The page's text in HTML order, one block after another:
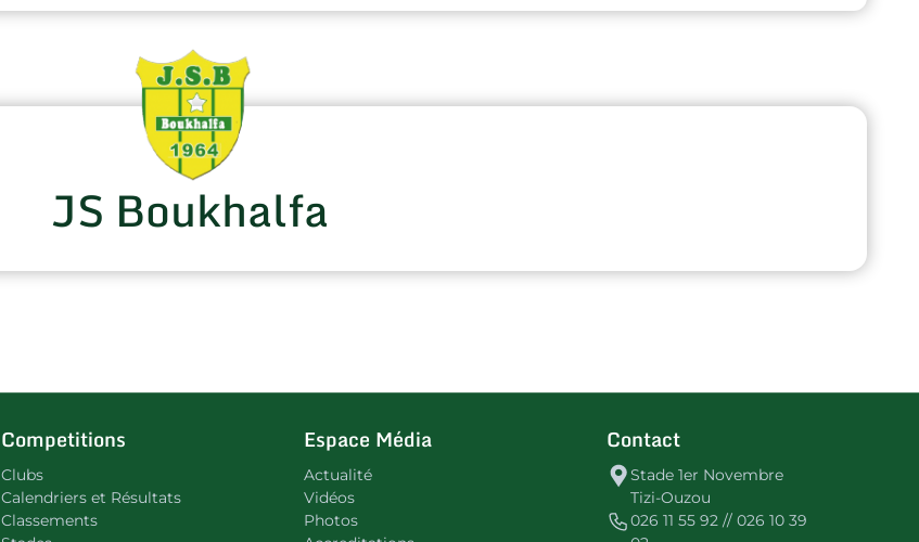
JS Boukhalfa
Competitions
Clubs
Calendriers et Résultats
Classements
Espace Média
Actualité
Vidéos
Photos
Contact
Stade 1er Novembre
Tizi-Ouzou
026 11 55 92 // 026 10 39